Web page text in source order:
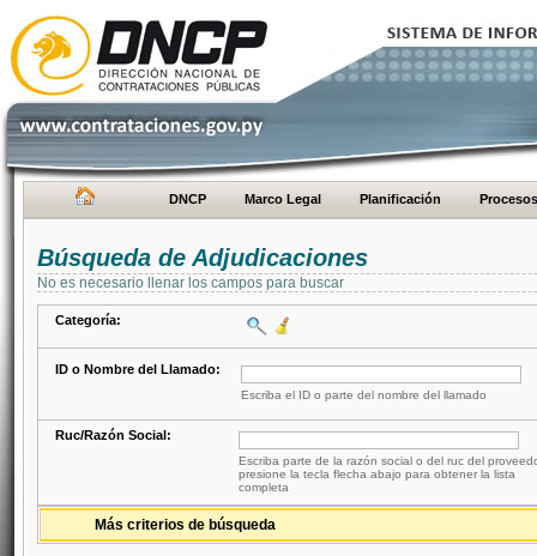
DNCP Marco Legal Planificación Procesos
Búsqueda de Adjudicaciones
No es necesario llenar los campos para buscar
Categoría:
ID o Nombre del Llamado:
Escriba el ID o parte del nombre del llamado
Ruc/Razón Social:
Escriba parte de la razón social o del ruc del
presione la tecla flecha abajo para obtener la lista
completa
Más criterios de búsqueda